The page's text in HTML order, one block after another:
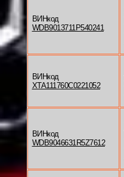
ВИНкод
WDB9013711P540241
ВИНкод
XTA111760C0221052
ВИНкод
WDB9046631R5Z7612